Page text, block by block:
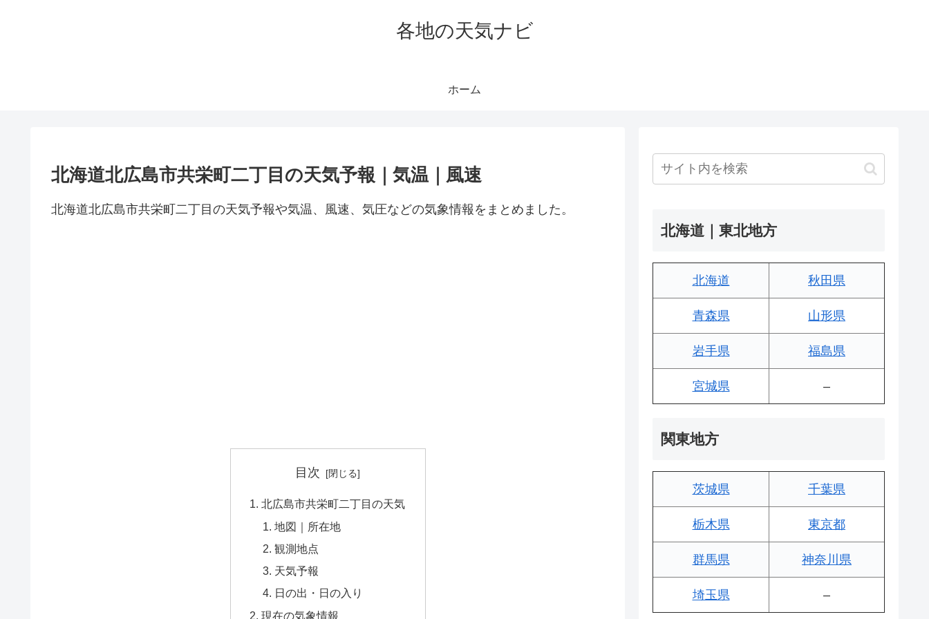
各地の天気ナビ
ホーム
北海道北広島市共栄町二丁目の天気予報｜気温｜風速
北海道北広島市共栄町二丁目の天気予報や気温、風速、気圧などの気象情報をまとめました。
目次
北広島市共栄町二丁目の天気
地図｜所在地
観測地点
天気予報
日の出・日の入り
現在の気象情報
北海道｜東北地方
北海道 秋田県
青森県 山形県
岩手県 福島県
宮城県 –
関東地方
茨城県 千葉県
栃木県 東京都
群馬県 神奈川県
埼玉県 –